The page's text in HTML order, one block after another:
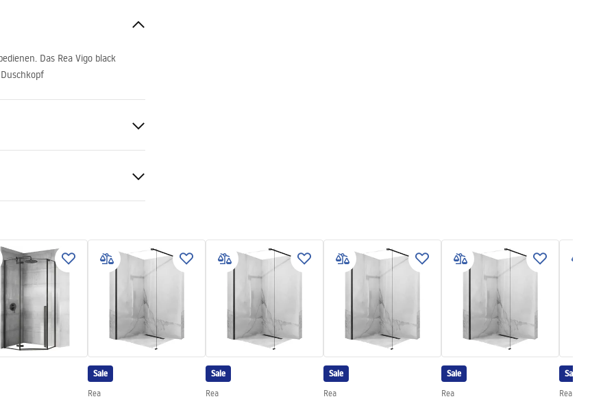
Das Rea Vigo black
_5.pdf
Sale
Rea
Sale
Rea
Sale
Rea
Sale
Rea
Sale
Rea